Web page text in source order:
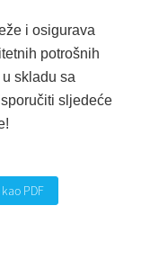
i osigurava
potrošnih
skladu sa
sljedeće
PDF